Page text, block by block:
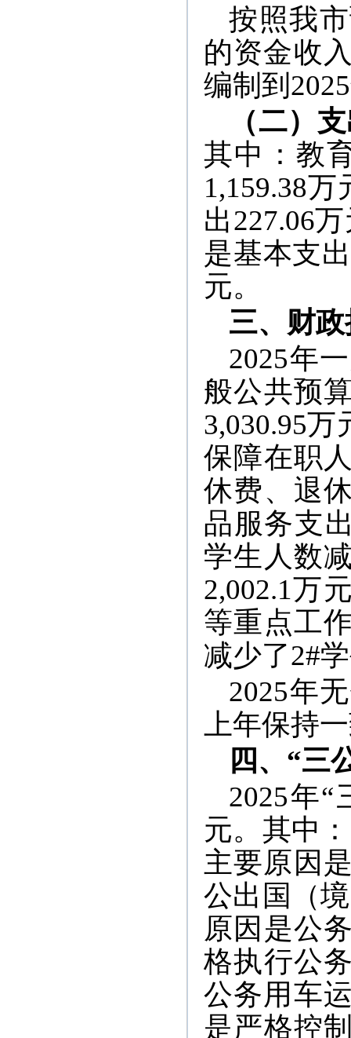
按照我
的资金收
编制到
（二）
其中：教
1,159.38
出227.06
是基本支
元。
三、财
2025年
般公共预
3,030.95
保障在职
休费、退
品服务支
学生人数
2,002.1万
等重点工
减少了2#
2025年
上年保持
四、“三
2025年“
元。其中
主要原因
公出国（
原因是公
格执行公
公务用车
是严格控